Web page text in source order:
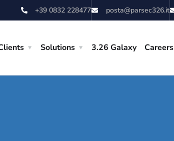
+39 0832 228477 posta@parsec326.it
Solutions 3.26 Galaxy Careers